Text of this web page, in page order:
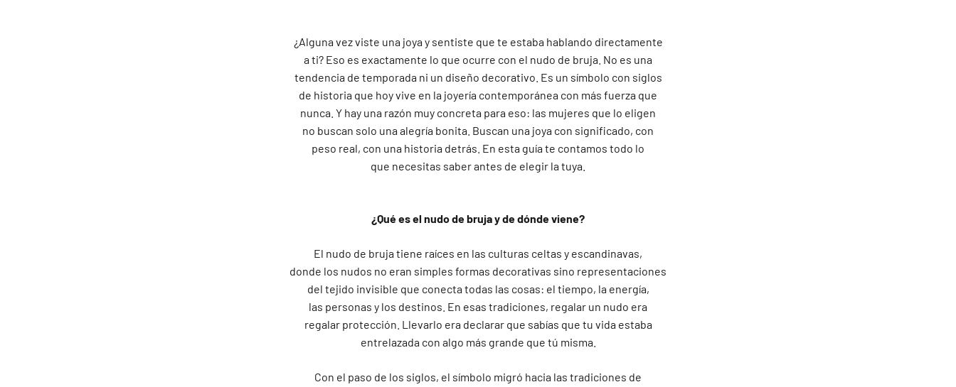
¿Alguna vez viste una joya y sentiste que te estaba hablando directamente
a ti? Eso es exactamente lo que ocurre con el nudo de bruja. No es una
tendencia de temporada ni un diseño decorativo. Es un símbolo con siglos
de historia que hoy vive en la joyería contemporánea con más fuerza que
nunca. Y hay una razón muy concreta para eso: las mujeres que lo eligen
no buscan solo una alegría bonita. Buscan una joya con significado, con
peso real, con una historia detrás. En esta guía te contamos todo lo
que necesitas saber antes de elegir la tuya.
¿Qué es el nudo de bruja y de dónde viene?
El nudo de bruja tiene raíces en las culturas celtas y escandinavas,
donde los nudos no eran simples formas decorativas sino representaciones
del tejido invisible que conecta todas las cosas: el tiempo, la energía,
las personas y los destinos. En esas tradiciones, regalar un nudo era
regalar protección. Llevarlo era declarar que sabías que tu vida estaba
entrelazada con algo más grande que tú misma.
Con el paso de los siglos, el símbolo migró hacia las tradiciones de